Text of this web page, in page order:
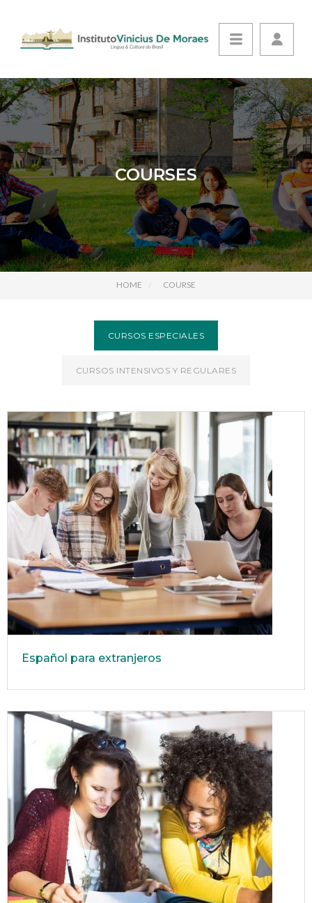
COURSES
HOME COURSE
CURSOS ESPECIALES
CURSOS INTENSIVOS Y REGULARES
Español para extranjeros